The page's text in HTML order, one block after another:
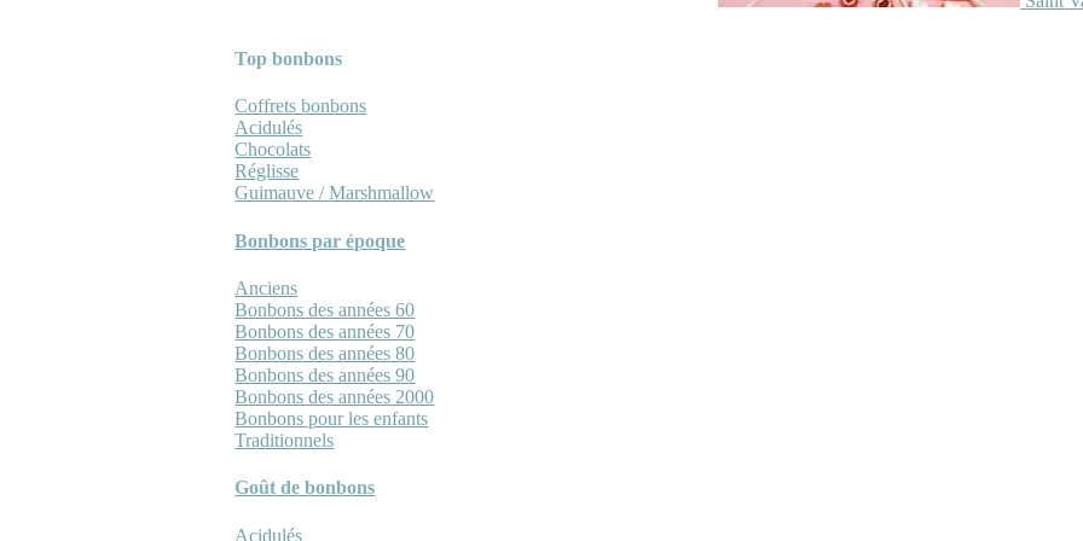
Top bonbons
Coffrets bonbons
Acidulés
Chocolats
Réglisse
Guimauve / Marshmallow
Bonbons par époque
Anciens
Bonbons des années 60
Bonbons des années 70
Bonbons des années 80
Bonbons des années 90
Bonbons des années 2000
Bonbons pour les enfants
Traditionnels
Goût de bonbons
Acidulés